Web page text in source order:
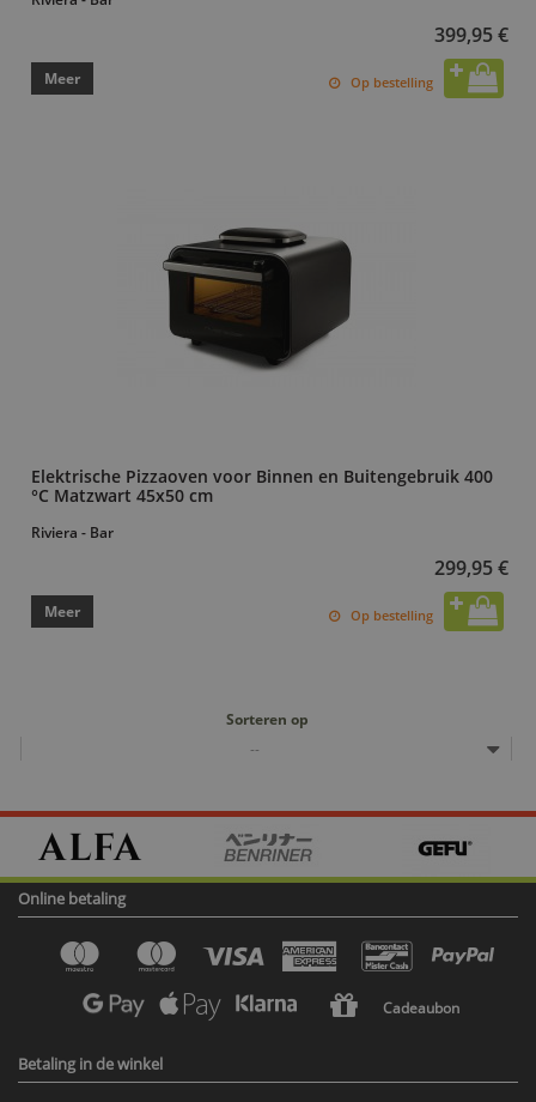
399,95 €
Meer Op bestelling
Elektrische Pizzaoven voor Binnen en Buitengebruik 400
°C Matzwart 45x50 cm
Riviera - Bar
299,95 €
Meer Op bestelling
Sorteren op
--
Online betaling
Cadeaubon
Betaling in de winkel